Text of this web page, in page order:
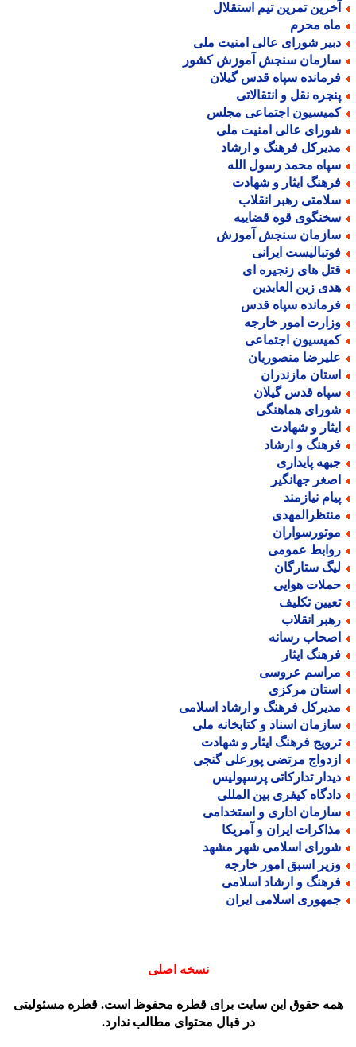
تمرین تیم استقلال
محرم
شورای عالی امنیت ملی
سنجش آموزش کشور
سپاه قدس گیلان
نقل و انتقالاتی
اجتماعی مجلس
عالی امنیت ملی
فرهنگ و ارشاد
محمد رسول الله
ایثار و شهادت
رهبر انقلاب
قوه قضاییه
سنجش آموزش
ایرانی
های زنجیره ای
زین العابدین
سپاه قدس
امور خارجه
اجتماعی
منصوریان
مازندران
قدس گیلان
هماهنگی
و شهادت
و ارشاد
پایداری
جهانگیر
نیازمند
عمومی
ستارگان
هوایی
تکلیف
انقلاب
رسانه
ایثار
عروسی
مرکزی
فرهنگ و ارشاد اسلامی
اسناد و کتابخانه ملی
فرهنگ ایثار و شهادت
مرتضی پورعلی گنجی
تدارکاتی پرسپولیس
کیفری بین المللی
اداری و استخدامی
ایران و آمریکا
اسلامی شهر مشهد
اسبق امور خارجه
و ارشاد اسلامی
اسلامی ایران
نسخه اصلی
حقوق این سایت برای قطره محفوظ است. قطره مسئولیتی
در قبال محتوای مطالب ندارد.